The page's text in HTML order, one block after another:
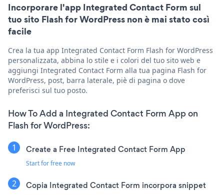
Incorporare l'app Integrated Contact Form sul
tuo sito Flash for WordPress non è mai stato così
facile
Crea la tua app Integrated Contact Form Flash for WordPress
personalizzata, abbina lo stile e i colori del tuo sito web e
aggiungi Integrated Contact Form alla tua pagina Flash for
WordPress, post, barra laterale, piè di pagina o dove
preferisci sul tuo posto.
How To Add a Integrated Contact Form App on
Flash for WordPress:
Create a Free Integrated Contact Form App
Start for free now
Copia Integrated Contact Form incorpora snippet